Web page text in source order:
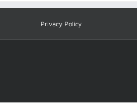
Privacy Policy